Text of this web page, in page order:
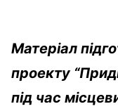
Матеріал
проекту
під час